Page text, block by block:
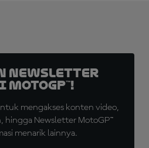
Newsletter
MotoGP™!
mengakses konten video,
hingga Newsletter MotoGP™
menarik lainnya.